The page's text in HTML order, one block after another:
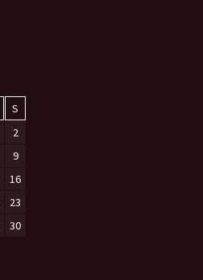
S
2
9
16
23
30